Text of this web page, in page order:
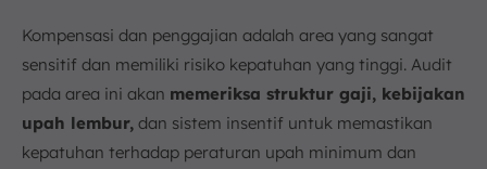
Kompensasi dan penggajian adalah area yang sangat
sensitif dan memiliki risiko kepatuhan yang tinggi. Audit
pada area ini akan memeriksa struktur gaji, kebijakan
upah lembur, dan sistem insentif untuk memastikan
kepatuhan terhadap peraturan upah minimum dan